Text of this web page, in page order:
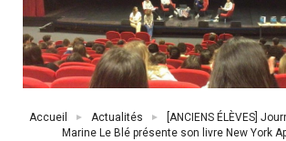
Fil
d'Ariane
Accueil Actualités
[ANCIENS ÉLÈVES]
Marine Le Blé présente son livre New York